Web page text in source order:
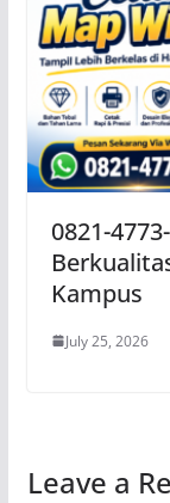
0821-
Kampus
July 25, 2026
Leave a